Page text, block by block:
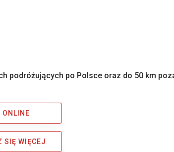
podróżujących po Polsce oraz do 50 km
ONLINE
SIĘ WIĘCEJ